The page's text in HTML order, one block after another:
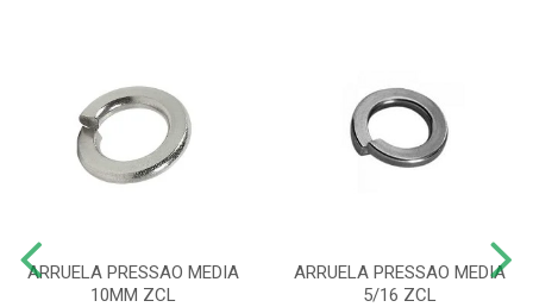
ARRUELA PRESSAO MEDIA
10MM ZCL
ARRUELA PRESSAO MEDIA
5/16 ZCL